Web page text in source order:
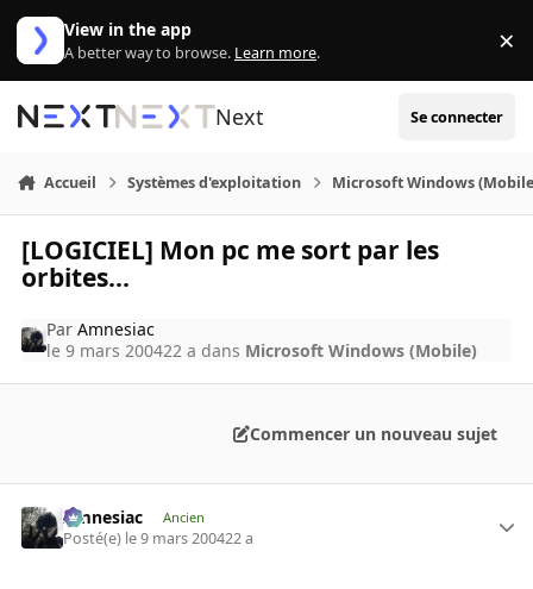
Aller au contenu
View in the app
A better way to browse. Learn more. ×
Next Se connecter
Accueil Systèmes d'exploitation Microsoft Windows
[LOGICIEL] Mon pc me sort par les
orbites...
ParAmnesiac
le 9 mars 200422 a dans Microsoft Windows (Mobile)
Commencer un nouveau sujet
Amnesiac Ancien
Posté(e) le 9 mars 200422 a